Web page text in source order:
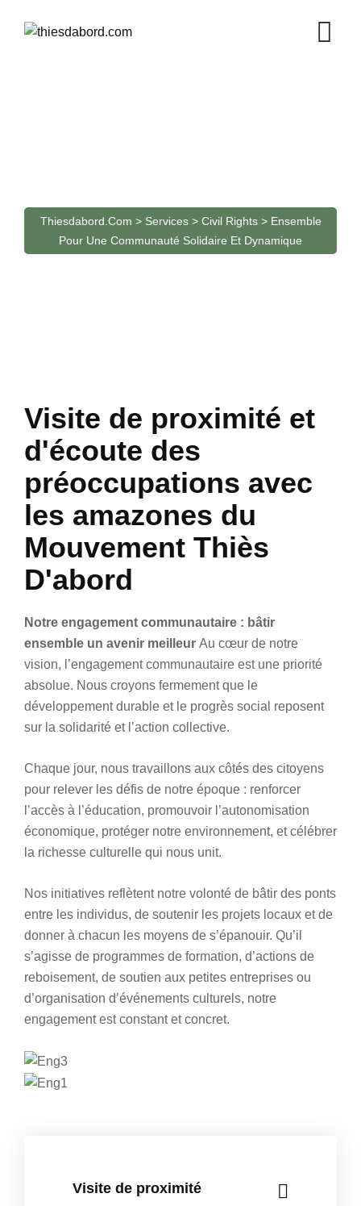
Thiesdabord.com > Services> Civil Rights> Ensemble
Pour Une Communauté Solidaire Et Dynamique
Visite de proximité et
d'écoute des
préoccupations avec
les amazones du
Mouvement Thiès
D'abord
Notre engagement communautaire : bâtir
ensemble un avenir meilleur Au cœur de notre
vision, l’engagement communautaire est une priorité
absolue. Nous croyons fermement que le
développement durable et le progrès social reposent
sur la solidarité et l’action collective.
Chaque jour, nous travaillons aux côtés des citoyens
pour relever les défis de notre époque : renforcer
l’accès à l’éducation, promouvoir l’autonomisation
économique, protéger notre environnement, et célébrer
la richesse culturelle qui nous unit.
Nos initiatives reflètent notre volonté de bâtir des ponts
entre les individus, de soutenir les projets locaux et de
donner à chacun les moyens de s’épanouir. Qu’il
s’agisse de programmes de formation, d’actions de
reboisement, de soutien aux petites entreprises ou
d’organisation d’événements culturels, notre
engagement est constant et concret.
Visite de proximité